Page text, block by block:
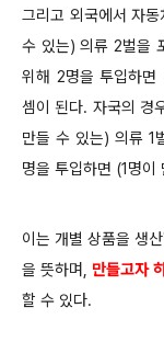
그리고 외국에서 자
수 있는) 의류 2벌을
위해 2명을 투입하
셈이 된다. 자국의 경
만들 수 있는) 의류 1
명을 투입하면 (1명이
이는 개별 상품을 생
을 뜻하며, 만들고자
할 수 있다.